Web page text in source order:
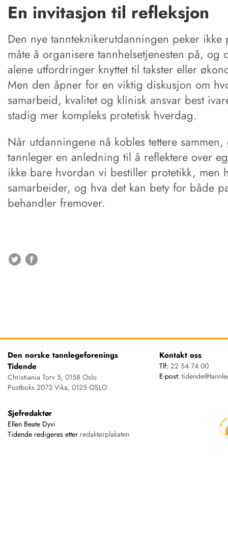
En invitasjon til refleksjon
Den nye tannteknikerutdanningen peker
måte å organisere tannhelsetjenesten på, og
alene utfordringer knyttet til takster eller
Men den åpner for en viktig diskusjon om
samarbeid, kvalitet og klinisk ansvar best
stadig mer kompleks protetisk hverdag.
Når utdanningene nå kobles tettere
tannleger en anledning til å reflektere over
ikke bare hvordan vi bestiller protetikk, men
samarbeider, og hva det kan bety for både
behandler fremover.
Den norske tannlegeforenings
Tidende
Christiania Torv 5, 0158 Oslo
Postboks 2073 Vika, 0125 OSLO
Kontakt oss
Tlf: 22 54 74 00
E-post:
Sjefredaktør
Ellen Beate Dyvi
Tidende redigeres etter redaktørplakaten